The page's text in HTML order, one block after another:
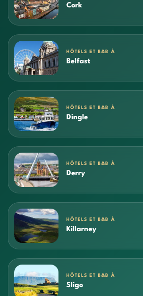
Cork
HÔTELS ET B&B À
Belfast
HÔTELS ET B&B À
Dingle
HÔTELS ET B&B À
Derry
HÔTELS ET B&B À
Killarney
HÔTELS ET B&B À
Sligo